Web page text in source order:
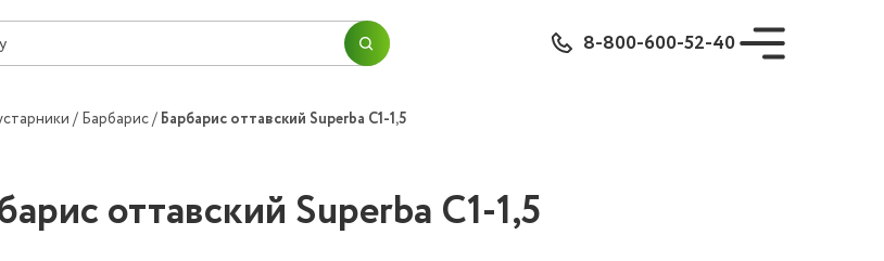
8-800-600-52-40
Барбарис Барбарис оттавский Superba С1-1,5
оттавский Superba С1-1,5
В КОРЗИНУ
ПРОДОЛЖИТЬ ПОКУПКИ
наобработку персональных данных
ОК